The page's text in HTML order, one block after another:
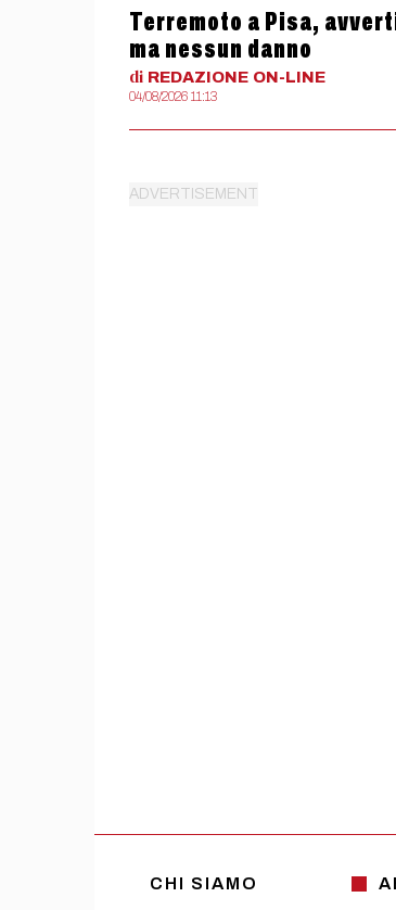
Terremoto a Pisa,
ma nessun danno
di REDAZIONE ON-LINE
04/08/2026 11:13
CHI SIAMO